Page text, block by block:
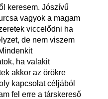
keresem. Jószívű
vagyok a magam
viccelődni ha
de nem viszem
ha valakit
akkor az örökre
kapcsolat céljából
fel erre a társkereső